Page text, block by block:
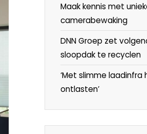
Maak kennis met
camerabewaking
DNN Groep zet
sloopdak te recyclen
‘Met slimme
ontlasten’